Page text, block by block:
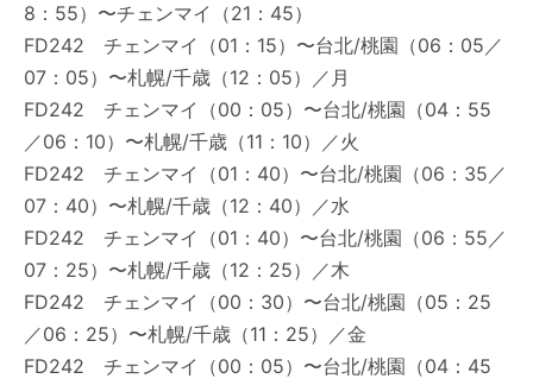
8：55）〜チェンマイ（21：45）
FD242 チェンマイ（01：15）〜台北/桃園（06：05／
07：05）〜札幌/千歳（12：05）／月
FD242 チェンマイ（00：05）〜台北/桃園（04：55
／06：10）〜札幌/千歳（11：10）／火
FD242 チェンマイ（01：40）〜台北/桃園（06：35／
07：40）〜札幌/千歳（12：40）／水
FD242 チェンマイ（01：40）〜台北/桃園（06：55／
07：25）〜札幌/千歳（12：25）／木
FD242 チェンマイ（00：30）〜台北/桃園（05：25
／06：25）〜札幌/千歳（11：25）／金
FD242 チェンマイ（00：05）〜台北/桃園（04：45